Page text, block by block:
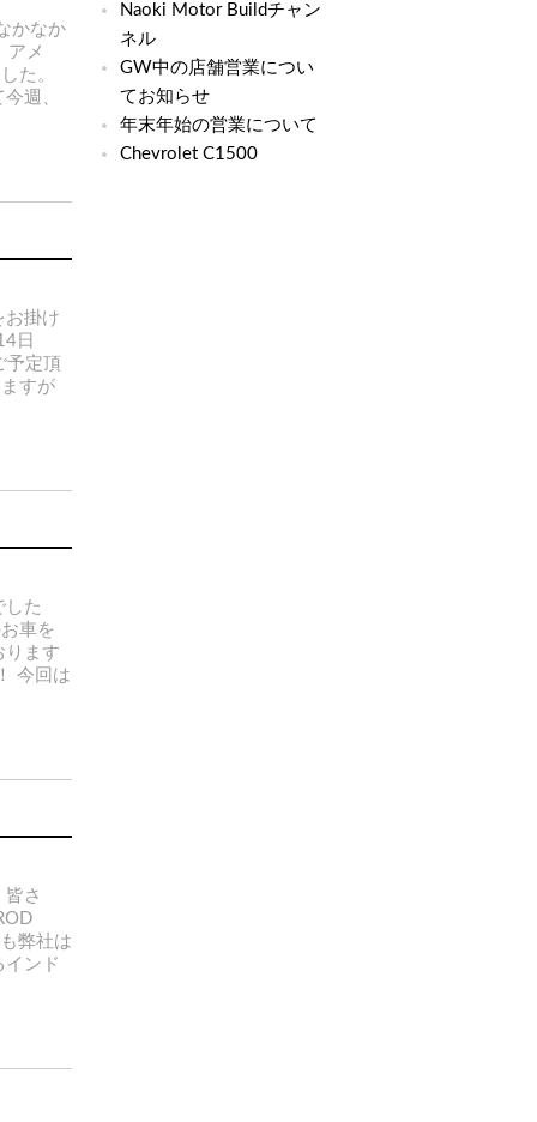
かなか
アメ
た。
週、
お掛け
日
予定頂
すが
した
車を
ります
今回は
さ
弊社は
インド
Naoki Motor Buildチャン
ネル
GW中の店舗営業につい
てお知らせ
年末年始の営業について
Chevrolet C1500